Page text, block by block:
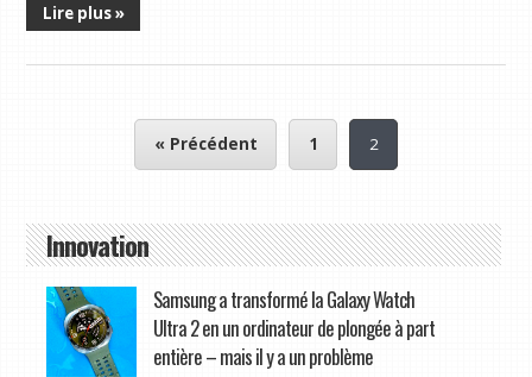
Lire plus »
« Précédent 1 2
Innovation
Samsung a transformé la Galaxy Watch
Ultra 2 en un ordinateur de plongée à part
entière – mais il y a un problème